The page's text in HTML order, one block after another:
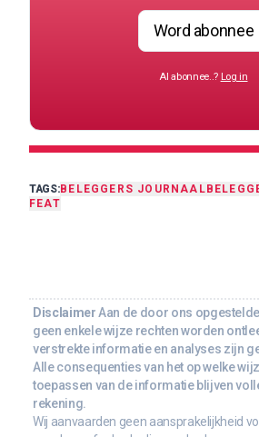
Word abonnee
Al abonnee..? Log in
TAGS:BELEGGERS JOURNAAL
FEAT
Disclaimer Aan de door ons
geen enkele wijze rechten worden
verstrekte informatie en analyses zijn
Alle consequenties van het op welke
toepassen van de informatie blijven
rekening.
Wij aanvaarden geen aansprakelijkheid